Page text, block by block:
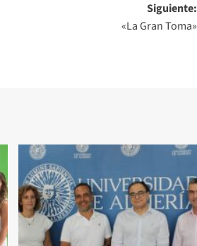
Siguiente:
«La Gran Toma»